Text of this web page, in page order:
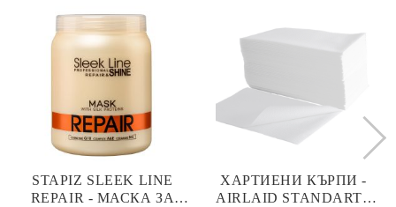
STAPIZ SLEEK LINE
REPAIR - МАСКА ЗА
ХАРТИЕНИ КЪРПИ -
AIRLAID STANDART -